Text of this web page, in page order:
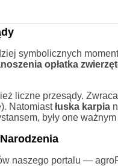
symbolicznych
opłatka
liczne przesądy.
Natomiastłuska karpia
były one
naszego portalu —